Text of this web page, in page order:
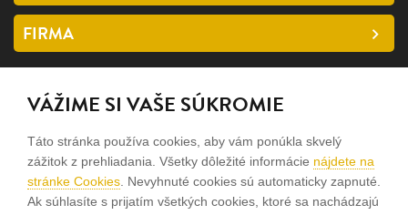
FIRMA
SLEDUJTE NÁS
facebook
instagram
VÁŽIME SI VAŠE SÚKROMIE
Táto stránka používa cookies, aby vám ponúkla skvelý
zážitok z prehliadania. Všetky dôležité informácie nájdete na
stránke Cookies . Nevyhnuté cookies sú automaticky zapnuté.
Ak súhlasíte s prijatím všetkých cookies, ktoré sa nachádzajú